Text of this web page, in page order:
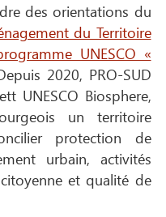
des orientations du
du Territoire
UNESCO «
2020, PRO-SUD
UNESCO Biosphere,
un territoire
protection de
urbain, activités
et qualité de